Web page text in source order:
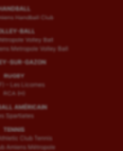
Handball Club
BALL
Volley Ball
Metropole Volley Ball
SUR-GAZON
RUGBY
– Les Licornes
RCA (H)
AMÉRICAIN
Spartiates
TENNIS
Club Tennis
Amiens Métropole